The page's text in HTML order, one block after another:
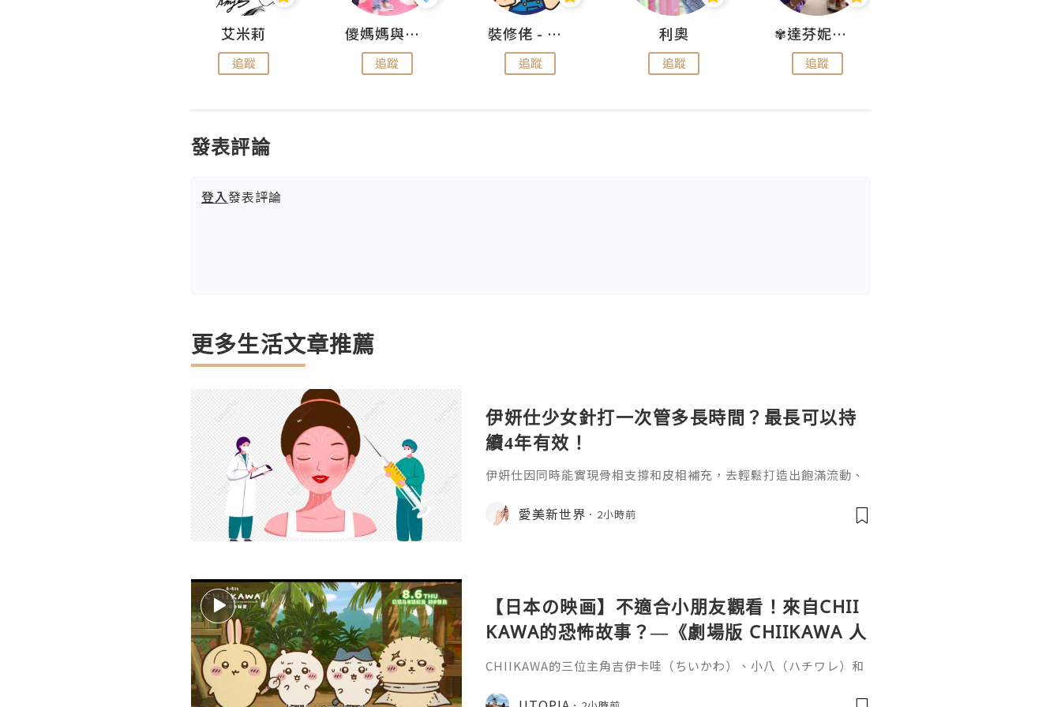
艾米莉
追蹤
儍媽媽與兩隻小魔怪之家
追蹤
裝修佬 - 香港一站式網上裝修平台
追蹤
利奧
追蹤
✾達芬妮•愛孩子•愛生活✾
追蹤
發表評論
登入發表評論
更多生活文章推薦
伊妍仕少女針打一次管多長時間？最長可以持
續4年有效！
伊妍仕因同時能實現骨相支撐和皮相補充，去輕鬆打造出飽滿流動、
非永久，伊妍仕少女針打一次管多長時間？這個問題要從它的核心成
分邏輯和不同劑型的差異說起。1.區別於普通玻尿酸的長效再生邏輯
愛美新世界 2小時前
【日本の映画】不適合小朋友觀看！來自CHII
KAWA的恐怖故事？—《劇場版 CHIIKAWA 人
魚島的秘密》
CHIIKAWA的三位主角吉伊卡哇（ちいかわ）、小八（ハチワレ）和
關？《劇場版 CHIIKAWA 人魚島的秘密》（映画ちいかわ 人魚の